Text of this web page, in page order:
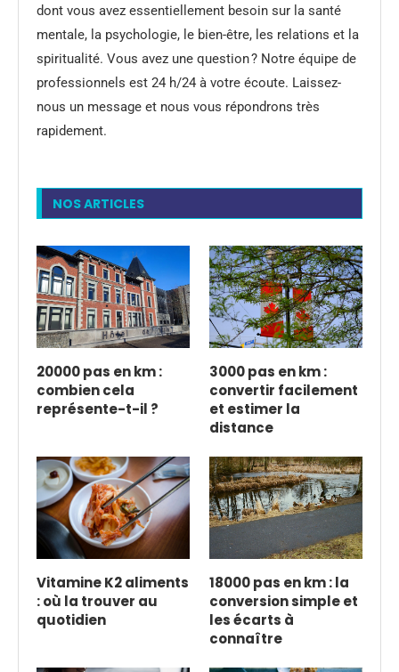
dont vous avez essentiellement besoin sur la santé
mentale, la psychologie, le bien-être, les relations et la
spiritualité. Vous avez une question ? Notre équipe de
professionnels est 24 h/24 à votre écoute. Laissez-
nous un message et nous vous répondrons très
rapidement.
NOS ARTICLES
20000 pas en km :
combien cela
représente-t-il ?
3000 pas en km :
convertir facilement
et estimer la
distance
Vitamine K2 aliments
: où la trouver au
quotidien
18000 pas en km : la
conversion simple et
les écarts à
connaître